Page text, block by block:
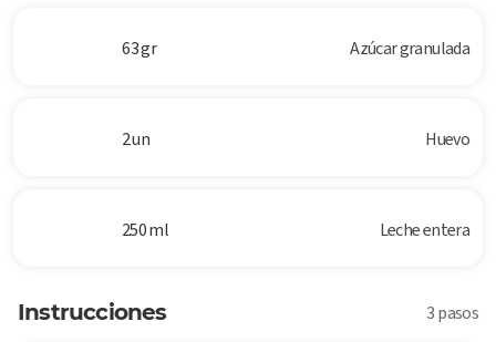
63 gr Azúcar granulada
2 un Huevo
250 ml Leche entera
Instrucciones 3 pasos